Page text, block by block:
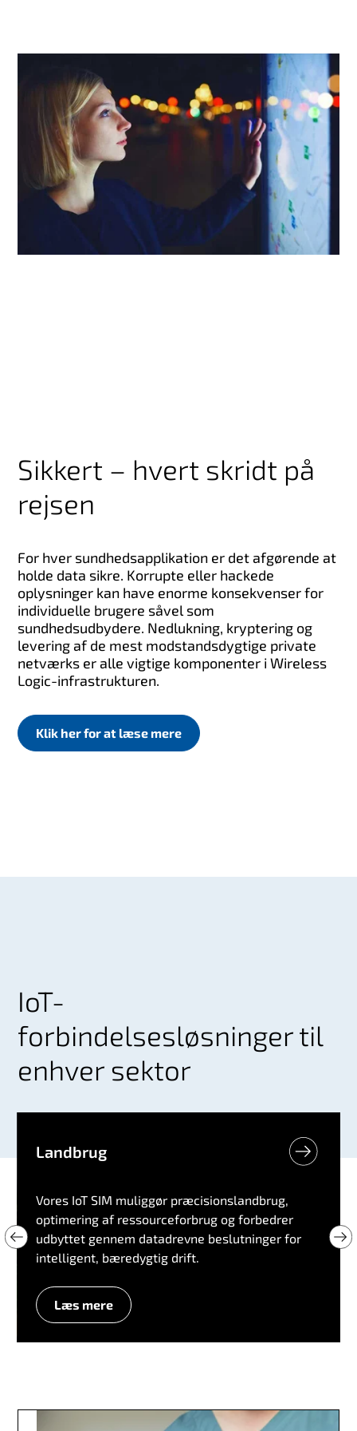
Sikkert – hvert skridt på
rejsen
For hver sundhedsapplikation er det afgørende at
holde data sikre. Korrupte eller hackede
oplysninger kan have enorme konsekvenser for
individuelle brugere såvel som
sundhedsudbydere. Nedlukning, kryptering og
levering af de mest modstandsdygtige private
netværks er alle vigtige komponenter i Wireless
Logic-infrastrukturen.
Klik her for at læse mere
IoT-
forbindelsesløsninger til
enhver sektor
Landbrug
Vores IoT SIM muliggør præcisionslandbrug,
optimering af ressourceforbrug og forbedrer
udbyttet gennem datadrevne beslutninger for
intelligent, bæredygtig drift.
Læs mere
L
r